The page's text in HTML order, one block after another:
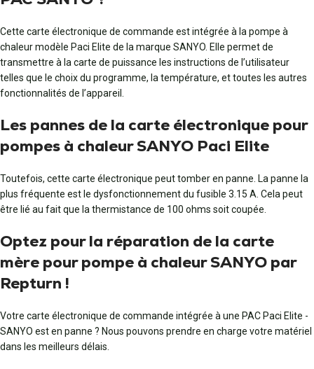
Cette carte électronique de commande est intégrée à la pompe à
chaleur modèle Paci Elite de la marque SANYO. Elle permet de
transmettre à la carte de puissance les instructions de l’utilisateur
telles que le choix du programme, la température, et toutes les autres
fonctionnalités de l’appareil.
Les pannes de la carte électronique pour
pompes à chaleur SANYO Paci Elite
Toutefois, cette carte électronique peut tomber en panne. La panne la
plus fréquente est le dysfonctionnement du fusible 3.15 A. Cela peut
être lié au fait que la thermistance de 100 ohms soit coupée.
Optez pour la réparation de la carte
mère pour pompe à chaleur SANYO par
Repturn !
Votre carte électronique de commande intégrée à une PAC Paci Elite -
SANYO est en panne ? Nous pouvons prendre en charge votre matériel
dans les meilleurs délais.